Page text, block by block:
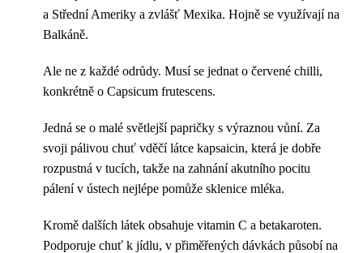
a Střední Ameriky a zvlášť Mexika. Hojně se využívají na
Balkáně.
Ale ne z každé odrůdy. Musí se jednat o červené chilli,
konkrétně o Capsicum frutescens.
Jedná se o malé světlejší papričky s výraznou vůní. Za
svoji pálivou chuť vděčí látce kapsaicin, která je dobře
rozpustná v tucích, takže na zahnání akutního pocitu
pálení v ústech nejlépe pomůže sklenice mléka.
Kromě dalších látek obsahuje vitamin C a betakaroten.
Podporuje chuť k jídlu, v přiměřených dávkách působí na